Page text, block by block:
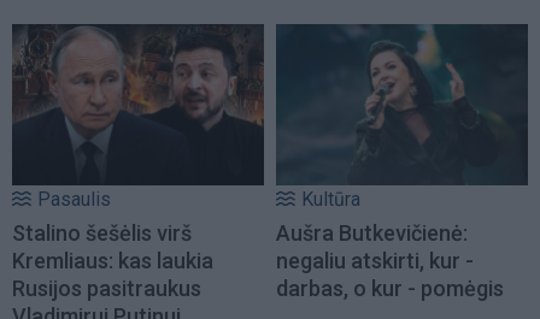
Pasaulis
Stalino šešėlis virš
Kremliaus: kas laukia
Rusijos pasitraukus
Kultūra
Aušra Butkevičienė:
negaliu atskirti, kur -
darbas, o kur - pomėgis